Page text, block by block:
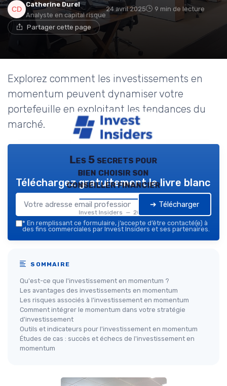
Catherine Durel
Analyste en capital risque
24 avril 2025 9 min de lecture
Partager cette page
Explorez comment les investissements en
momentum peuvent dynamiser votre
portefeuille en exploitant les tendances du
marché.
Les 5 secrets pour
bien choisir son
conseiller financier
Invest Insiders — 2026
Téléchargez gratuitement le livre blanc
➔ Télécharger
* En remplissant ce formulaire, j’accepte d’être contacté(e) à
des fins commerciales par Invest Insiders et ses partenaires.
SOMMAIRE
Qu'est-ce que l'investissement en momentum ?
Les avantages des investissements en momentum
Les risques associés à l'investissement en momentum
Comment intégrer le momentum dans votre stratégie
d'investissement
Outils et indicateurs pour l'investissement en momentum
Études de cas : succès et échecs de l'investissement en
momentum